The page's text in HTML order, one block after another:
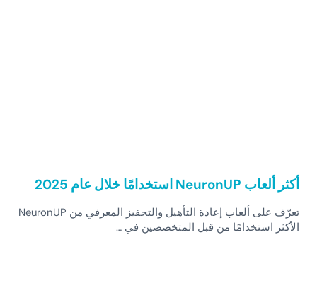
أكثر ألعاب NeuronUP استخدامًا خلال عام 2025
تعرّف على ألعاب إعادة التأهيل والتحفيز المعرفي من NeuronUP
الأكثر استخدامًا من قبل المتخصصين في …